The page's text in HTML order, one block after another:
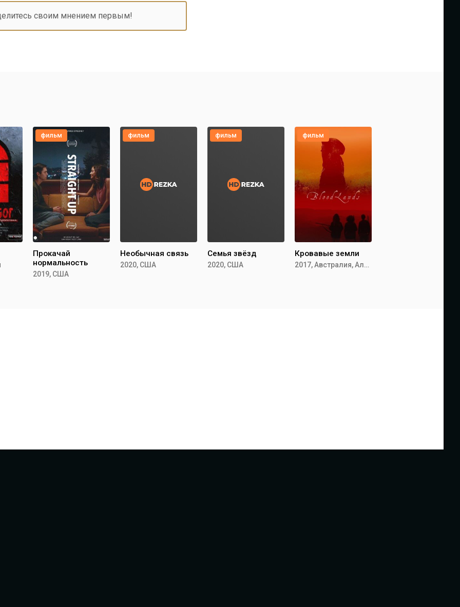
своим мнением первым!
фильм
Прокачай
нормальность
2019, США
фильм
Необычная связь
2020, США
фильм
Семья звёзд
2020, США
фильм
Кровавые земли
2017, Австралия, Албания